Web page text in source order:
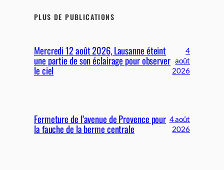
PLUS DE PUBLICATIONS
Mercredi 12 août 2026, Lausanne éteint
une partie de son éclairage pour observer
le ciel
4
août
2026
Fermeture de l’avenue de Provence pour
la fauche de la berme centrale
4 août
2026